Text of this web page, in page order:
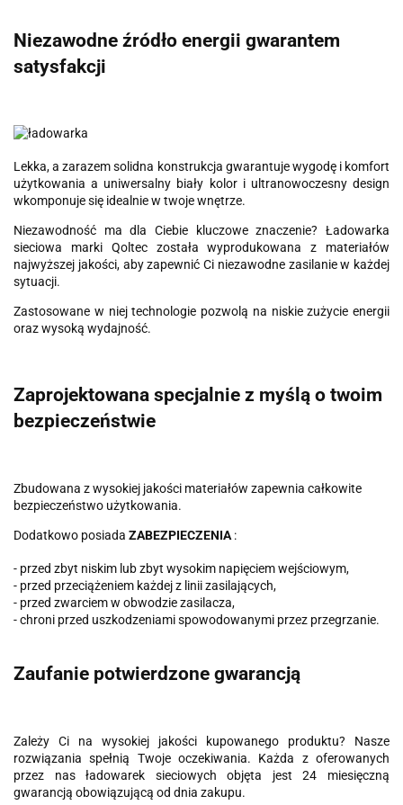
Niezawodne źródło energii gwarantem
satysfakcji
Lekka, a zarazem solidna konstrukcja gwarantuje wygodę i komfort
użytkowania a uniwersalny biały kolor i ultranowoczesny design
wkomponuje się idealnie w twoje wnętrze.
Niezawodność ma dla Ciebie kluczowe znaczenie? Ładowarka
sieciowa marki Qoltec została wyprodukowana z materiałów
najwyższej jakości, aby zapewnić Ci niezawodne zasilanie w każdej
sytuacji.
Zastosowane w niej technologie pozwolą na niskie zużycie energii
oraz wysoką wydajność.
Zaprojektowana specjalnie z myślą o twoim
bezpieczeństwie
Zbudowana z wysokiej jakości materiałów zapewnia całkowite
bezpieczeństwo użytkowania.
Dodatkowo posiada ZABEZPIECZENIA :
- przed zbyt niskim lub zbyt wysokim napięciem wejściowym,
- przed przeciążeniem każdej z linii zasilających,
- przed zwarciem w obwodzie zasilacza,
- chroni przed uszkodzeniami spowodowanymi przez przegrzanie.
Zaufanie potwierdzone gwarancją
Zależy Ci na wysokiej jakości kupowanego produktu? Nasze
rozwiązania spełnią Twoje oczekiwania. Każda z oferowanych
przez nas ładowarek sieciowych objęta jest 24 miesięczną
gwarancją obowiązującą od dnia zakupu.